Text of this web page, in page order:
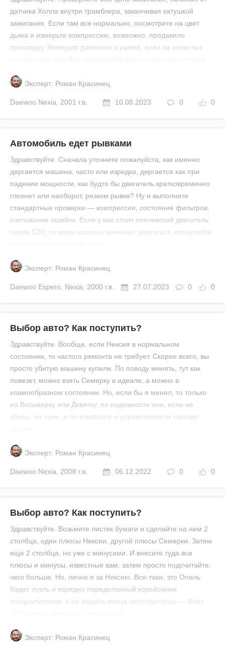
датчика Холла внутри трамблера, заканчивая катушкой
зажигания. Если там все нормально, посмотрите на цвет
дыма и измерьте компрессию, возможно, продавило
прокладку. Измерьте давление в рампе, если на холостых
Эксперт: Роман Красинец
Daewoo Nexia 2001 г.в. 10.08.2023 0 0
Автомобиль едет рывками
Здравствуйте. Сначала уточните пожалуйста, как именно
дергается машина, часто или изредка, дергается как при
падении мощности, как будто бы двигатель кратковременно
глохнет или наоборот, резком рывке? Ну и выполните
стандартные проверки — компрессия, состояние фильтров,
считывание ошибок. Если у вас стоит опелевский двигатель
серии С20, то когда машина начинает дергаться, пощупайте
Эксперт: Роман Красинец
Daewoo Espero Nexia 2000 г.в. 27.07.2023 0 0
Выбор авто? Как поступить?
Здравствуйте. Вообще, если Нексия в нормальном
состоянии, то частого ремонта не требует. Скорее всего, вы
просто убитую машину купили. По поводу менять, тут как
повезет, можно взять Семерку в идеале, а можно в
хламообразном состоянии. Но, если бы я менял, то только
на Восьмерку или Девятку, по надежности они, если не
убиты, не хуже, а по комфорту и управляемости гораздо
Эксперт: Роман Красинец
Daewoo Nexia 2008 г.в. 06.12.2022 0 0
Выбор авто? Как поступить?
Здравствуйте. Возьмите листик бумаги и сделайте на нем 2
столбца, один плюсы Нексии, другой плюсы Семерки. Затем
еще 2 столбца, но уже с минусами. И внесите туда все
плюсы и минусы, известные вам, затем просто подсчитайте,
чего больше. Но, лично я за Нексию. Все-таки, это Опель
Кадет, пусть и изрядно переделанный корейскими
специалистами, а не модель конца шестидесятых — Фиат
Эксперт: Роман Красинец